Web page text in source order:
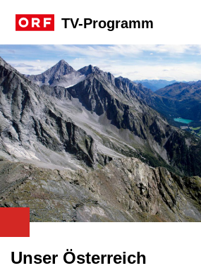
TV-Programm
Unser Österreich